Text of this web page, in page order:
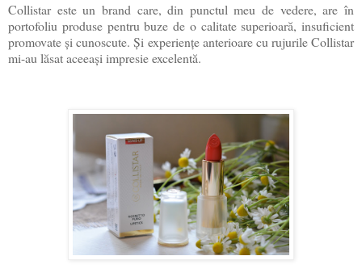
Collistar este un brand care, din punctul meu de vedere, are în
portofoliu produse pentru buze de o calitate superioară, insuficient
promovate și cunoscute. Și experiențe anterioare cu rujurile Collistar
mi-au lăsat aceeași impresie excelentă.